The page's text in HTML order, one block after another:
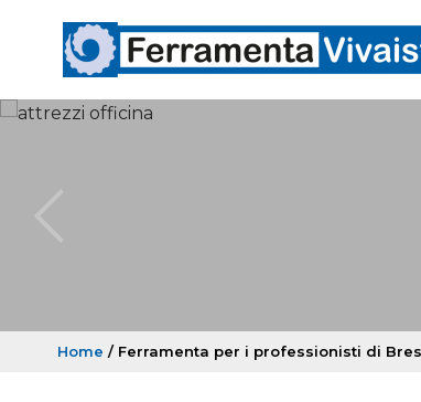
Home / Ferramenta per i professionisti di